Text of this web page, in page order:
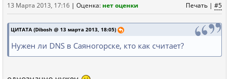
Печать | #5
13 Марта 2013, 17:16 | Оценка: нет оценки
ЦИТАТА (Dibosh @ 13 марта 2013, 18:05)
Нужен ли DNS в Саяногорске, кто как считает?